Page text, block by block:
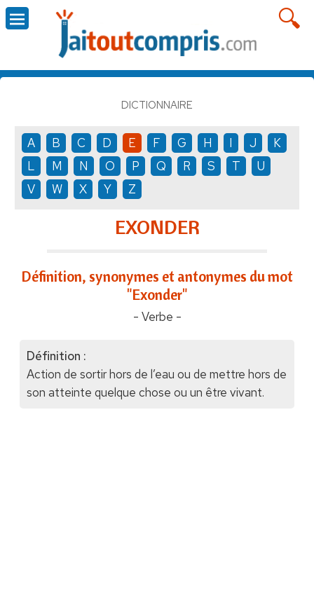
DICTIONNAIRE
A B C D E F G H I J
K
L
M N O P Q R S T
U
V
W X Y Z
EXONDER
Définition, synonymes et antonymes du mot
"Exonder"
- Verbe -
Définition :
Action de sortir hors de l’eau ou de mettre hors de
son atteinte quelque chose ou un être vivant.